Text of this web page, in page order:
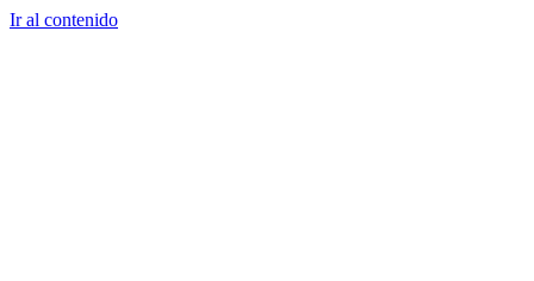
Ir al contenido